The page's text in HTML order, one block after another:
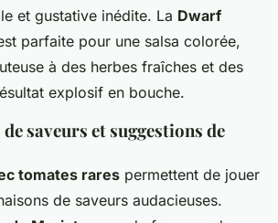
et gustative inédite. La Dwarf
parfaite pour une salsa colorée,
à des herbes fraîches et des
explosif en bouche.
saveurs et suggestions de
tomates rares permettent de jouer
de saveurs audacieuses.